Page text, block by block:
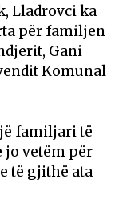
Lladrovci ka
për familjen
Gani
Komunal
familjari të
jo vetëm për
të gjithë ata